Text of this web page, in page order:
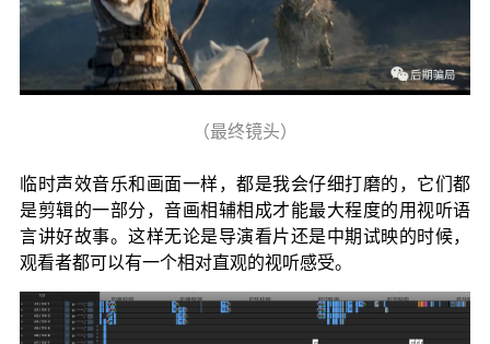
（最终镜头）
临时声效音乐和画面一样，都是我会仔细打磨的，它们都
是剪辑的一部分，音画相辅相成才能最大程度的用视听语
言讲好故事。这样无论是导演看片还是中期试映的时候，
观看者都可以有一个相对直观的视听感受。